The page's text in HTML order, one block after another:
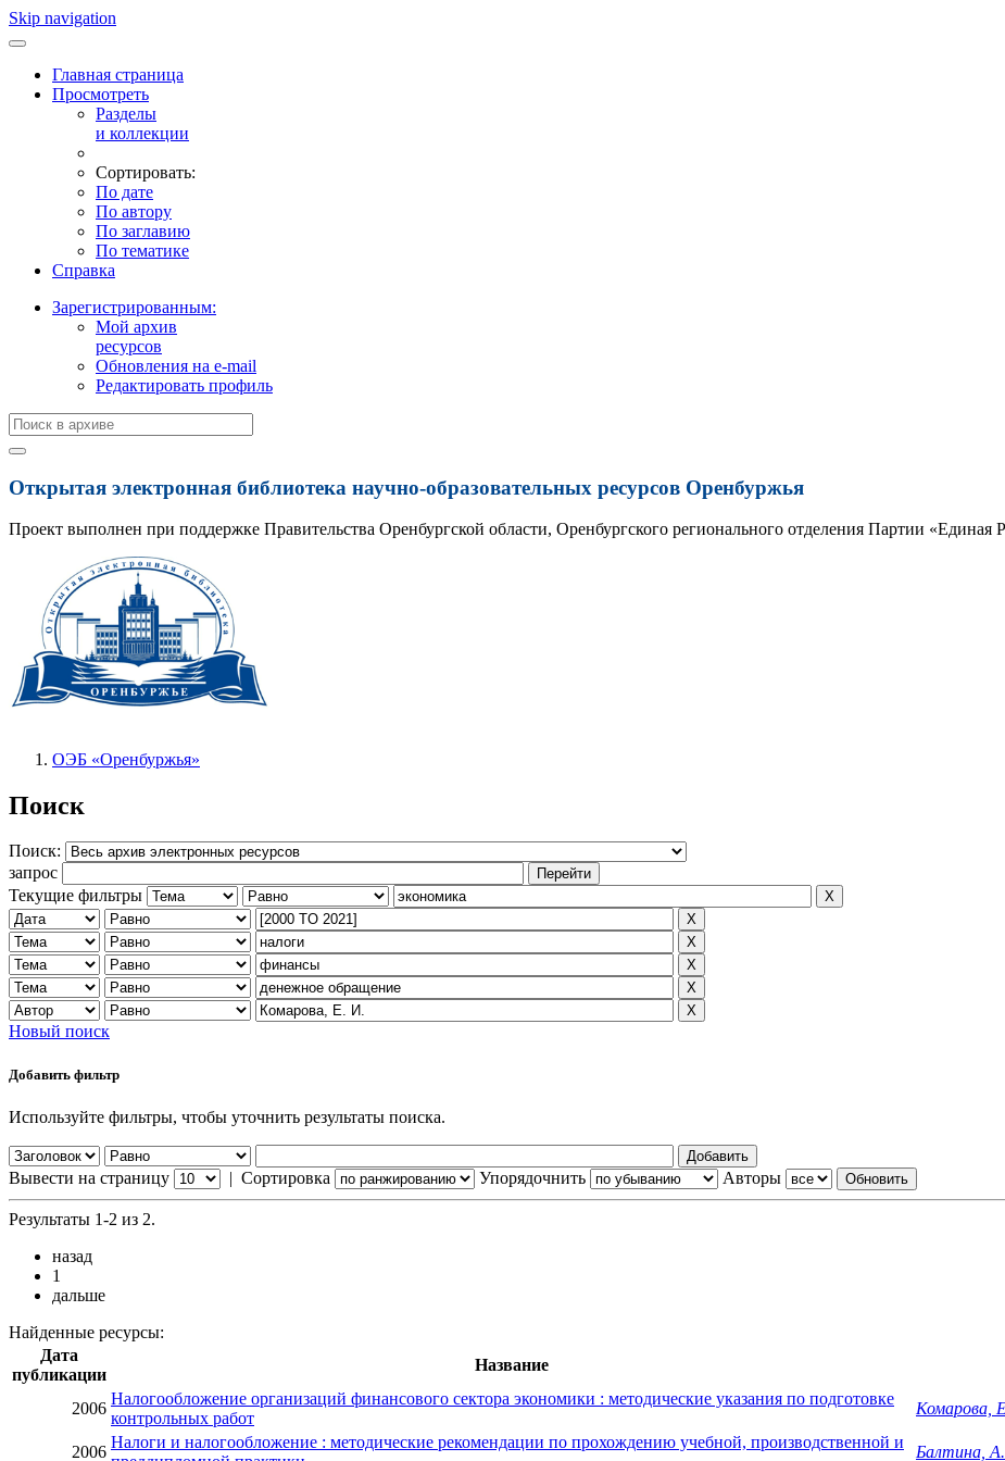
Skip navigation
Главная страница
Просмотреть
Разделы
и коллекции
Сортировать:
По дате
По автору
По заглавию
По тематике
Справка
Зарегистрированным:
Мой архив
ресурсов
Обновления на e-mail
Редактировать профиль
Открытая электронная библиотека научно-образовательных ресурсов Оренбуржья
Проект выполнен при поддержке Правительства Оренбургской области, Оренбургского регионального отделения Партии «Единая
ОЭБ «Оренбуржья»
Поиск
Поиск:
запрос
Текущие фильтры
Новый поиск
Добавить фильтр
Используйте фильтры, чтобы уточнить результаты поиска.
Вывести на страницу | Сортировка Упорядочнить Авторы
Результаты 1-2 из 2.
назад
1
дальше
Найденные ресурсы:
Дата
публикации
Название
2006
Налогообложение организаций финансового сектора экономики : методические указания по подготовке
контрольных работ
Комарова,
2006
Налоги и налогообложение : методические рекомендации по прохождению учебной, производственной и
Балтина,